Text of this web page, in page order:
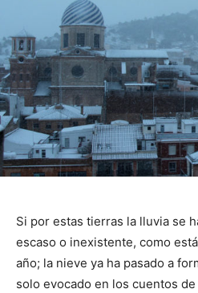
Si por estas tierras la lluvia se
escaso o inexistente, como
año; la nieve ya ha pasado a
solo evocado en los cuentos